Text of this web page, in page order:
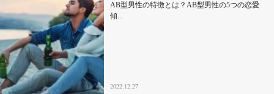
AB型男性の特徴とは？AB型男性の5つの恋愛
傾...
2022.12.27